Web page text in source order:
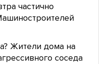
частично
Жители дома на
соседа